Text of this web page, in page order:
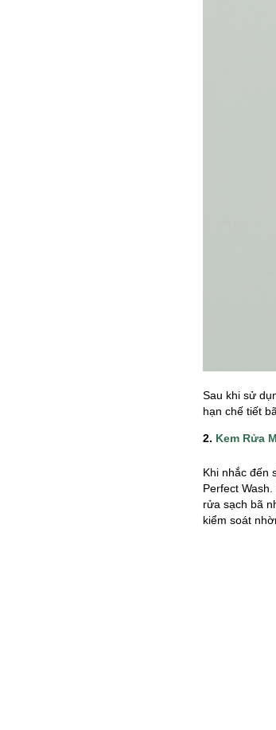
Sau khi sử
hạn chế tiết
2. Kem Rửa
Khi nhắc đến
Perfect
rửa sạch bã
kiểm soát